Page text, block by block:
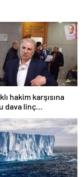
hakim karşısına
dava linç
bir sonucu’